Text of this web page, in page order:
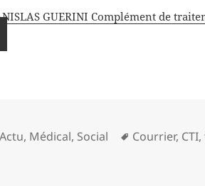
GUERINI Complément de
Catégories
Actu, Médical, Social
Mots-
Courrier, CTI,